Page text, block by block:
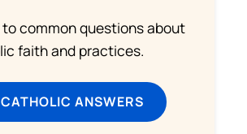
common questions about
faith and practices.
ANSWERS